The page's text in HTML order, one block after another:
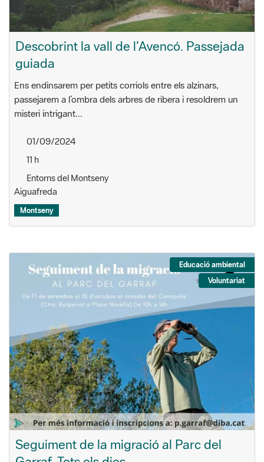
Descobrint la vall de l’Avencó. Passejada
guiada
Ens endinsarem per petits corriols entre els alzinars,
passejarem a l’ombra dels arbres de ribera i resoldrem un
misteri intrigant...
01/09/2024
11 h
Seguiment de la migració al Parc del
Garraf. Tots els dies
Seguiment de la migració al mirador de Canòpolis. Activitat
oberta al públic per acompanyar els guardes a realitzar el